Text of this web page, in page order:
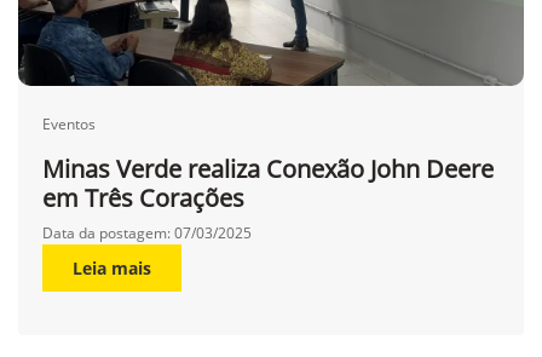
Eventos
Minas Verde realiza Conexão John Deere
em Três Corações
Leia mais
Data da postagem: 07/03/2025